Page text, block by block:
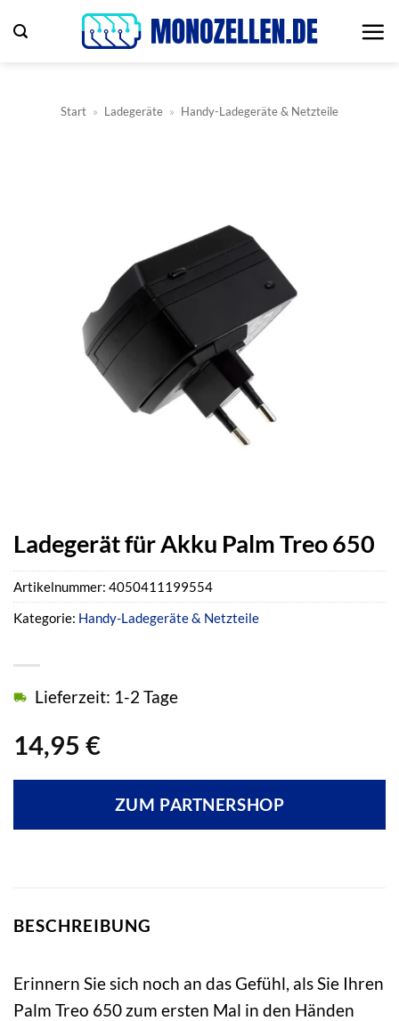
Inhalt
Start » Ladegeräte » Handy-Ladegeräte & Netzteile
Ladegerät für Akku Palm Treo 650
14,95 €
Lieferzeit: 1-2 Tage
ZUM PARTNERSHOP
Artikelnummer: 4050411199554
Kategorie: Handy-Ladegeräte & Netzteile
BESCHREIBUNG
Erinnern Sie sich noch an das Gefühl, als Sie Ihren
Palm Treo 650 zum ersten Mal in den Händen